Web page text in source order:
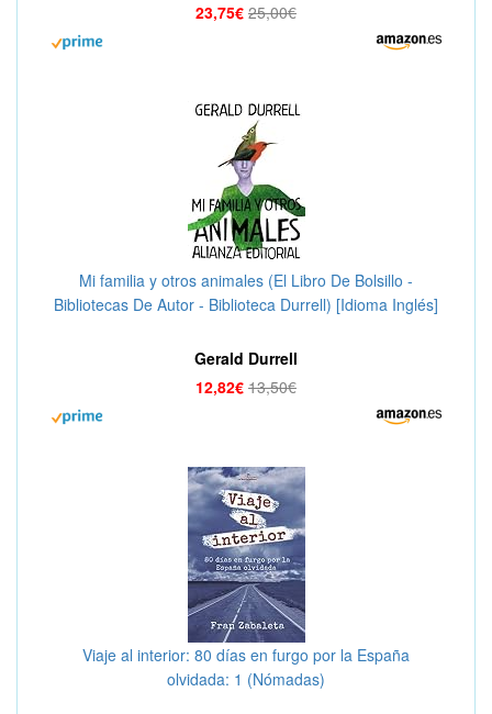
23,75€ 25,00€
Mi familia y otros animales (El Libro De Bolsillo -
Bibliotecas De Autor - Biblioteca Durrell) [Idioma Inglés]
Gerald Durrell
12,82€ 13,50€
Viaje al interior: 80 días en furgo por la España
olvidada: 1 (Nómadas)